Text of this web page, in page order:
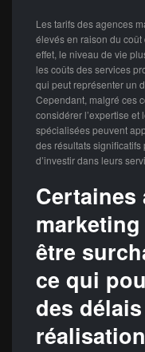
Les tarifs des agences
élevés en raison du
effet, le niveau de vie
les coûts des services
qui peut représenter un
Cependant, malgré ces
considérer l’expertise
spécialisées peuvent
des résultats
d’investir dans leurs
Certaines
être
ce qui
des